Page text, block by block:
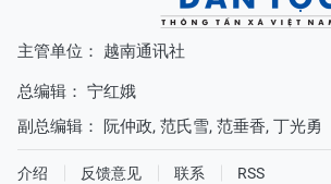
主管单位： 越南通讯社
总编辑： 宁红娥
副总编辑： 阮仲政, 范氏雪, 范垂香, 丁光勇
介绍 反馈意见 联系 RSS